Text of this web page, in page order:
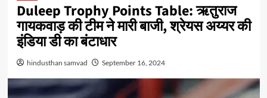
Duleep Trophy Points Table: ऋतुराज
गायकवाड़ की टीम ने मारी बाजी, श्रेयस अय्यर की
इंडिया डी का बंटाधार
hindusthan samvad September 16, 2024